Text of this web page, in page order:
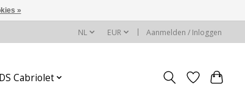
NL EUR Aanmelden / Inloggen
Cabriolet
»